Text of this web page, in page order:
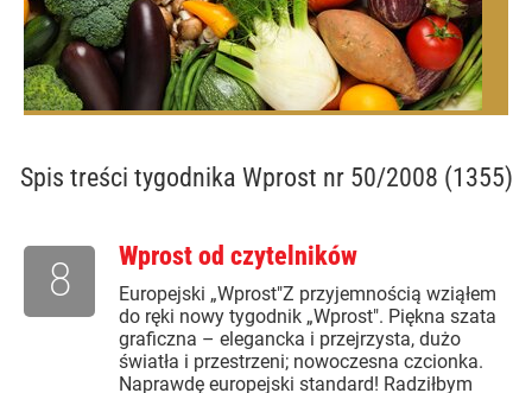
Spis treści tygodnika Wprost nr 50/2008 (1355)
Wprost od czytelników
Europejski „Wprost"Z przyjemnością wziąłem
do ręki nowy tygodnik „Wprost". Piękna szata
graficzna – elegancka i przejrzysta, dużo
światła i przestrzeni; nowoczesna czcionka.
Naprawdę europejski standard! Radziłbym
8